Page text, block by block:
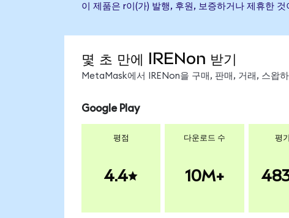
이 제품은 r이(가) 발행, 후원, 보증하거나 제휴한
몇 초 만에 IRENon 받기
MetaMask에서 IRENon을 구매, 판매, 거래, 스왑
Google Play
평점
4.4
다운로드 수
10M+
평